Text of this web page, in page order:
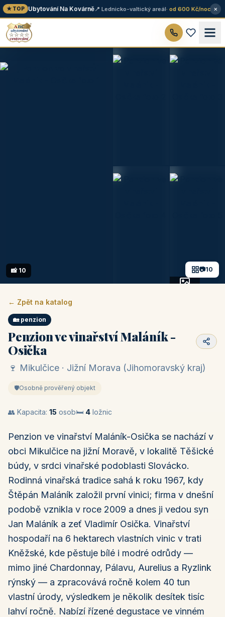
★ TOP Ubytování Na Kovárně📍 Lednicko-valtický areál· od 600 Kč/noc ×
📷10
📸 10
← Zpět na katalog
🏡 penzion
Penzion ve vinařství Maláník -
Osička
🍷 Mikulčice · Jižní Morava (Jihomoravský kraj)
🛡️Osobně prověřený objekt
👥 Kapacita: 15 osob🛏️ 4 ložnic
Penzion ve vinařství Maláník-Osička se nachází v
obci Mikulčice na jižní Moravě, v lokalitě Těšické
búdy, v srdci vinařské podoblasti Slovácko.
Rodinná vinařská tradice sahá k roku 1967, kdy
Štěpán Maláník založil první vinici; firma v dnešní
podobě vznikla v roce 2009 a dnes ji vedou syn
Jan Maláník a zeť Vladimír Osička. Vinařství
hospodaří na 6 hektarech vlastních vinic v trati
Kněžské, kde pěstuje bílé i modré odrůdy —
mimo jiné Chardonnay, Pálavu, Aurelius a Ryzlink
rýnský — a zpracovává ročně kolem 40 tun
vlastní úrody, výsledkem je několik desítek tisíc
lahví ročně. Nabízí řízené degustace ve vinném